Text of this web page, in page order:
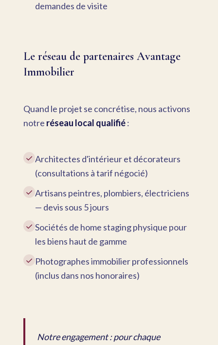
demandes de visite
Le réseau de partenaires Avantage
Immobilier
Quand le projet se concrétise, nous activons
notre réseau local qualifié:
✓ Architectes d'intérieur et décorateurs
(consultations à tarif négocié)
✓ Artisans peintres, plombiers, électriciens
— devis sous 5 jours
✓ Sociétés de home staging physique pour
les biens haut de gamme
✓ Photographes immobilier professionnels
(inclus dans nos honoraires)
Notre engagement : pour chaque